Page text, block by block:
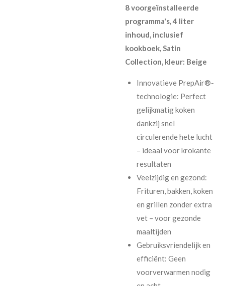
8 voorgeïnstalleerde
programma's, 4 liter
inhoud, inclusief
kookboek, Satin
Collection, kleur: Beige
Innovatieve PrepAir®-
technologie: Perfect
gelijkmatig koken
dankzij snel
circulerende hete lucht
– ideaal voor krokante
resultaten
Veelzijdig en gezond:
Frituren, bakken, koken
en grillen zonder extra
vet – voor gezonde
maaltijden
Gebruiksvriendelijk en
efficiënt: Geen
voorverwarmen nodig